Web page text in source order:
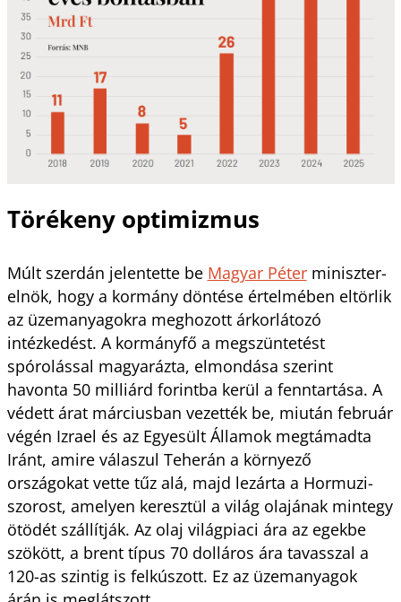
Törékeny optimizmus
Múlt szerdán jelentette be Magyar Péterminiszter­
elnök, hogy a kormány döntése értelmében eltörlik
az üzemanyagokra meghozott árkorlátozó
intézkedést. A kormányfő a megszüntetést
spórolással magyarázta, elmondása szerint
havonta 50 milliárd forintba kerül a fenntartása. A
védett árat márciusban vezették be, miután február
végén Izrael és az Egyesült Államok megtámadta
Iránt, amire válaszul Teherán a környező
országokat vette tűz alá, majd lezárta a Hormuzi-
szorost, amelyen keresztül a világ olajának mintegy
ötödét szállítják. Az olaj világpiaci ára az egekbe
szökött, a brent típus 70 dolláros ára tavasszal a
120-as szintig is felkúszott. Ez az üzemanyagok